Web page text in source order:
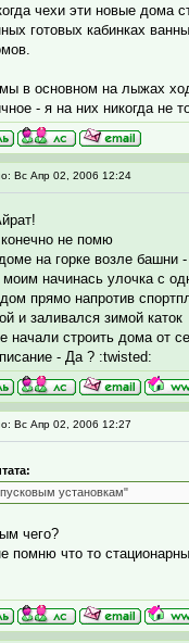
чехи эти новые дома
готовых кабинках
в основном на лыжах
- я на них никогда не
Вс Апр 02, 2006 12:24
не помю
на горке возле башни -
моим начинась улочка с
прямо напротив
и заливался зимой каток
начали строить дома от
- Да ? :twisted:
Вс Апр 02, 2006 12:27
установкам"
чего?
помню что то